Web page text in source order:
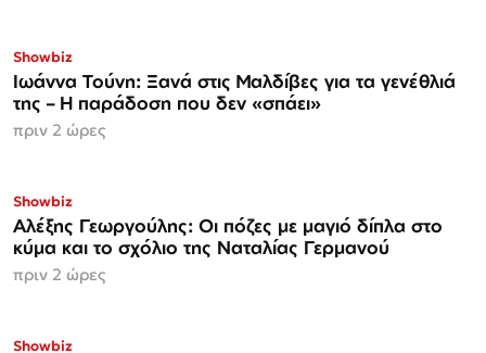
Showbiz
Ιωάννα Τούνη: Ξανά στις Μαλδίβες για τα γενέθλιά
της – Η παράδοση που δεν «σπάει»
πριν 2 ώρες
Showbiz
Αλέξης Γεωργούλης: Οι πόζες με μαγιό δίπλα στο
κύμα και το σχόλιο της Ναταλίας Γερμανού
πριν 2 ώρες
Showbiz